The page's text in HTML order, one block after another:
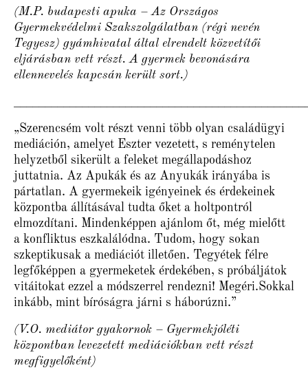
(M.P. budapesti apuka – Az Országos
Gyermekvédelmi Szakszolgálatban (régi nevén
Tegyesz) gyámhivatal által elrendelt közvetítői
eljárásban vett részt. A gyermek bevonására
ellennevelés kapcsán került sort.)
„Szerencsém volt részt venni több olyan családügyi
mediáción, amelyet Eszter vezetett, s reménytelen
helyzetből sikerült a feleket megállapodáshoz
juttatnia. Az Apukák és az Anyukák irányába is
pártatlan. A gyermekeik igényeinek és érdekeinek
központba állításával tudta őket a holtpontról
elmozdítani. Mindenképpen ajánlom őt, még mielőtt
a konfliktus eszkalálódna. Tudom, hogy sokan
szkeptikusak a mediációt illetően. Tegyétek félre
legfőképpen a gyermeketek érdekében, s próbáljátok
vitáitokat ezzel a módszerrel rendezni! Megéri.Sokkal
inkább, mint bíróságra járni s háborúzni.”
(V.O. mediátor gyakornok – Gyermekjóléti
központban levezetett mediációkban vett részt
megfigyelőként)